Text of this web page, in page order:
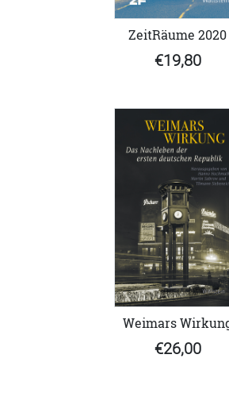
ZeitRäume 2020
€19,80
Weimars
€26,00